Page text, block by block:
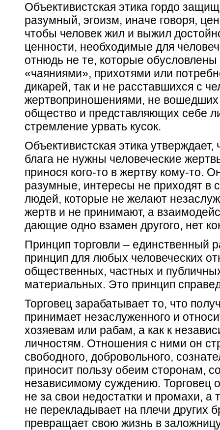
Объективистская этика гордо
разумный, эгоизм, иначе говоря,
чтобы человек жил и выжил
ценности, необходимые для
отнюдь не те, которые
«чаяниями», прихотями или
дикарей, так и не расставшихся с
жертвоприношениями, не вошедших
общество и представляющих себе
стремление урвать кусок.
Объективистская этика утверждает,
блага не нужны человеческие
принося кого-то в жертву кому-то.
разумные, интересы не приходят в
людей, которые не желают
жертв и не принимают, а
дающие одно взамен другого, нет
Принцип торговли – единственный
принцип для любых человеческих
общественных, частных и
материальных. Это принцип
Торговец зарабатывает то, что
принимает незаслуженного и
хозяевам или рабам, а как к
личностям. Отношения с ними он
свободного, добровольного,
приносит пользу обеим сторонам,
независимому суждению. Торговец
не за свои недостатки и промахи, а
не перекладывает на плечи других
превращает свою жизнь в